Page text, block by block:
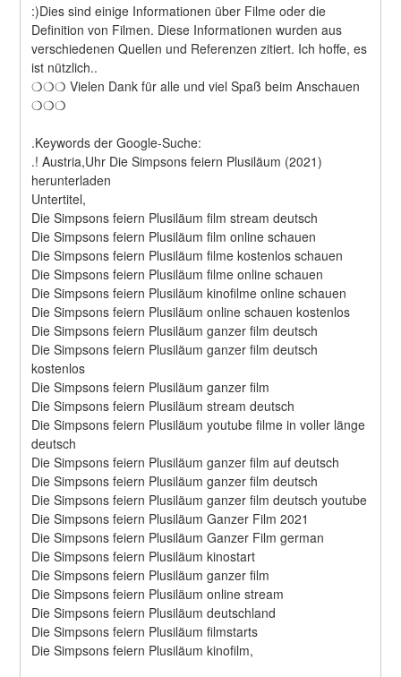
:)Dies sind einige Informationen über Filme oder die
Definition von Filmen. Diese Informationen wurden aus
verschiedenen Quellen und Referenzen zitiert. Ich hoffe, es
ist nützlich..
❍❍❍ Vielen Dank für alle und viel Spaß beim Anschauen
❍❍❍
.Keywords der Google-Suche:
.! Austria,Uhr Die Simpsons feiern Plusiläum (2021)
herunterladen
Untertitel,
Die Simpsons feiern Plusiläum film stream deutsch
Die Simpsons feiern Plusiläum film online schauen
Die Simpsons feiern Plusiläum filme kostenlos schauen
Die Simpsons feiern Plusiläum filme online schauen
Die Simpsons feiern Plusiläum kinofilme online schauen
Die Simpsons feiern Plusiläum online schauen kostenlos
Die Simpsons feiern Plusiläum ganzer film deutsch
Die Simpsons feiern Plusiläum ganzer film deutsch
kostenlos
Die Simpsons feiern Plusiläum ganzer film
Die Simpsons feiern Plusiläum stream deutsch
Die Simpsons feiern Plusiläum youtube filme in voller länge
deutsch
Die Simpsons feiern Plusiläum ganzer film auf deutsch
Die Simpsons feiern Plusiläum ganzer film deutsch
Die Simpsons feiern Plusiläum ganzer film deutsch youtube
Die Simpsons feiern Plusiläum Ganzer Film 2021
Die Simpsons feiern Plusiläum Ganzer Film german
Die Simpsons feiern Plusiläum kinostart
Die Simpsons feiern Plusiläum ganzer film
Die Simpsons feiern Plusiläum online stream
Die Simpsons feiern Plusiläum deutschland
Die Simpsons feiern Plusiläum filmstarts
Die Simpsons feiern Plusiläum kinofilm,